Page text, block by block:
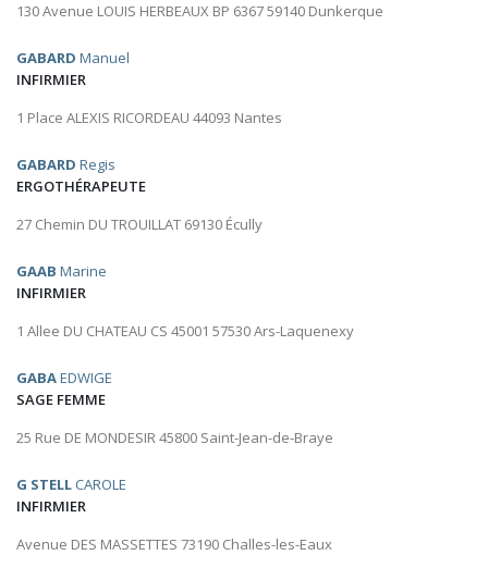
130 Avenue LOUIS HERBEAUX BP 6367 59140 Dunkerque
GABARD Manuel
INFIRMIER
1 Place ALEXIS RICORDEAU 44093 Nantes
GABARD Regis
ERGOTHÉRAPEUTE
27 Chemin DU TROUILLAT 69130 Écully
GAAB Marine
INFIRMIER
1 Allee DU CHATEAU CS 45001 57530 Ars-Laquenexy
GABAEDWIGE
SAGE FEMME
25 Rue DE MONDESIR 45800 Saint-Jean-de-Braye
G STELL CAROLE
INFIRMIER
Avenue DES MASSETTES 73190 Challes-les-Eaux